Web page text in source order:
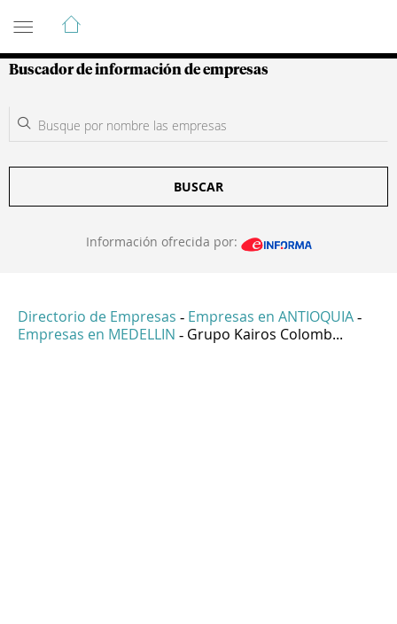
Guía de Empresas Colombianas
Buscador de información de empresas
BUSCAR
Información ofrecida por:
Directorio de Empresas - Empresas en ANTIOQUIA -
Empresas en MEDELLIN - Grupo Kairos Colomb...